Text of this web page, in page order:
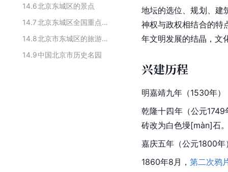
14.6北京东城区的景点
14.7
北京东城区全国重点文物保护单位
14.8
北京市东城区的旅游景点
14.9中国北京市历史名园
地坛的选位、规划、建
神权与政权相结合的特
年文明发展的结晶，文
兴建历程
明嘉靖九年（1530年
乾隆十四年（公元
砖改为白色墁[màn]石
嘉庆五年（公元1800
1860年8月， 第二次鸦